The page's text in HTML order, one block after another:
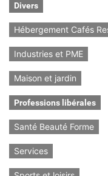
Divers
Hébergement Cafés
Industries et PME
Maison et jardin
Professions libérales
Santé Beauté Forme
Services